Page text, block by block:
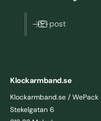
E-post
Klockarmband.se
Klockarmband.se / WePack
Stekelgatan 6